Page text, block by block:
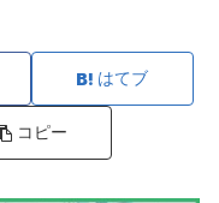
はてブ
コピー